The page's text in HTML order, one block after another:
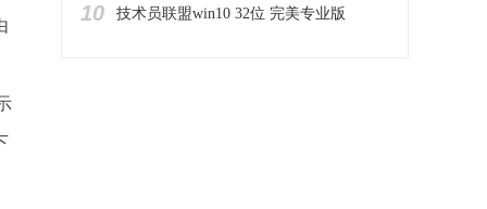
10 技术员联盟win10 32位 完美专业版